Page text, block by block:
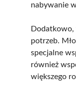
nabywanie
Dodatkowo,
potrzeb.
specjalne
również
większego